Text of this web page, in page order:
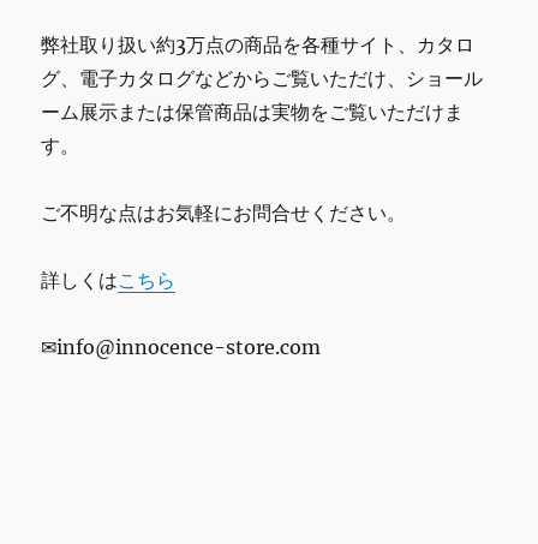
弊社取り扱い約3万点の商品を各種サイト、カタロ
グ、電子カタログなどからご覧いただけ、ショール
ーム展示または保管商品は実物をご覧いただけま
す。
ご不明な点はお気軽にお問合せください。
詳しくはこちら
✉info@innocence-store.com